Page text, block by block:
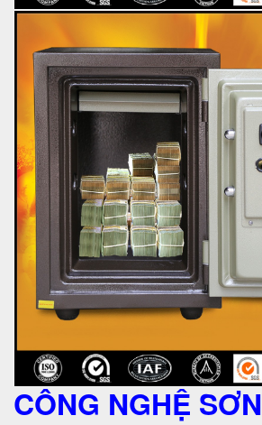
CÔNG NGHỆ SƠN